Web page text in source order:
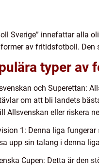
Sverige” innefattar alla
av fritidsfotboll. Den
typer av
och Superettan:
om att bli landets
Allsvenskan eller riskera
1: Denna liga
upp sin talang i denna
Cupen: Detta är den